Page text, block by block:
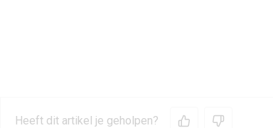
Heeft dit artikel je geholpen?